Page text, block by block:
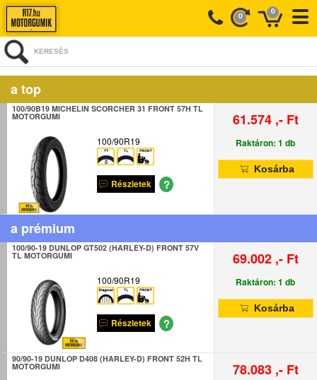
0
0
KERESÉS
a top
100/90B19 MICHELIN SCORCHER 31 FRONT 57H TL
MOTORGUMI
100/90R19
Részletek ?
61.574 ,- Ft
Raktáron: 1 db
Kosárba
a prémium
100/90-19 DUNLOP GT502 (HARLEY-D) FRONT 57V
TL MOTORGUMI
100/90R19
Részletek ?
69.002 ,- Ft
Raktáron: 1 db
Kosárba
90/90-19 DUNLOP D408 (HARLEY-D) FRONT 52H TL
MOTORGUMI 78.083 ,- Ft